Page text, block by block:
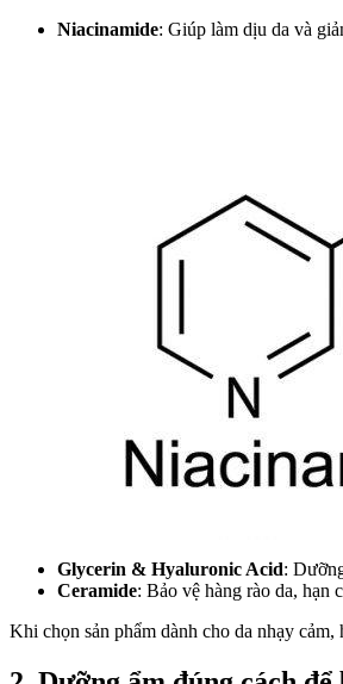
Niacinamide: Giúp làm dịu da và
Glycerin & Hyaluronic Acid:
Ceramide: Bảo vệ hàng rào da, hạn
Khi chọn sản phẩm dành cho da nhạy